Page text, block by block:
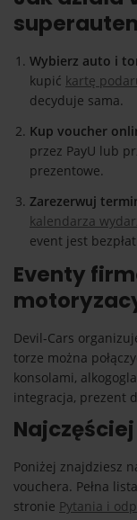
Wybierz auto i
kupić kartę
decyduje sama.
Kup voucher
przez PayU lub
prezentowe.
Zarezerwuj
kalendarza
event jest
Eventy
Devil-Cars
torze można
konsolami,
integracja, prezent
Poniżej znajdziesz
vouchera. Pełna
stronie Pytania i